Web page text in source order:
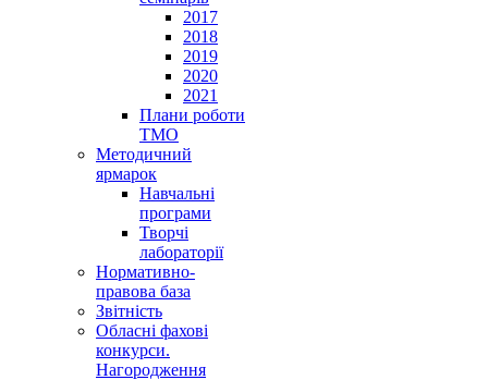
2017
2018
2019
2020
2021
Плани роботи
ТМО
Методичний
ярмарок
Навчальні
програми
Творчі
лабораторії
Нормативно-
правова база
Звітність
Обласні фахові
конкурси.
Нагородження